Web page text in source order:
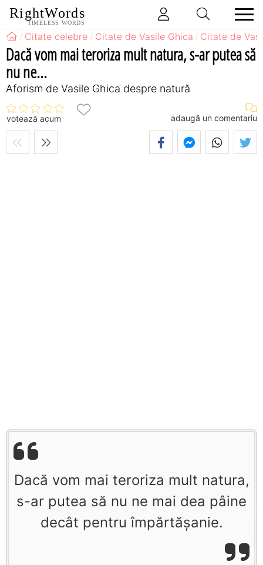
RightWords
TIMELESS WORDS
Citate celebre Citate de Vasile Ghica Citate de
Dacă vom mai teroriza mult natura, s-ar putea să
nu ne...
Aforism de Vasile Ghica despre natură
votează acum adaugă un comentariu
Dacă vom mai teroriza mult natura,
s-ar putea să nu ne mai dea pâine
decât pentru împărtăşanie.